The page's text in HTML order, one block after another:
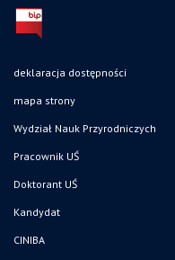
deklaracja dostępności
mapa strony
Wydział Nauk Przyrodniczych
Pracownik UŚ
Doktorant UŚ
Kandydat
CINIBA